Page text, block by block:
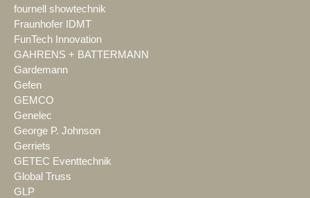
fournell showtechnik
Fraunhofer IDMT
FunTech Innovation
GAHRENS + BATTERMANN
Gardemann
Gefen
GEMCO
Genelec
George P. Johnson
Gerriets
GETEC Eventtechnik
Global Truss
GLP